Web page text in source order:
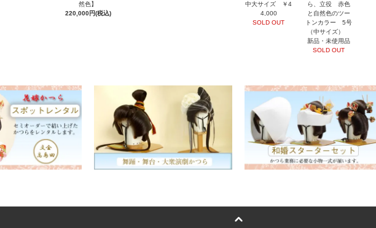
然色】
220,000円(税込)
中大サイズ ￥4
4,000
SOLD OUT
ら、立役 赤色
と自然色のツー
トンカラー 5号
（中サイズ）
新品・未使用品
SOLD OUT